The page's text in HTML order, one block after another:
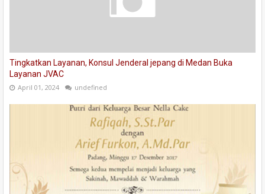
Tingkatkan Layanan, Konsul Jenderal jepang di Medan Buka
Layanan JVAC
April 01, 2024 undefined